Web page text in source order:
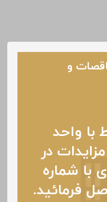
و
با واحد
در
با شماره
فرمائید.